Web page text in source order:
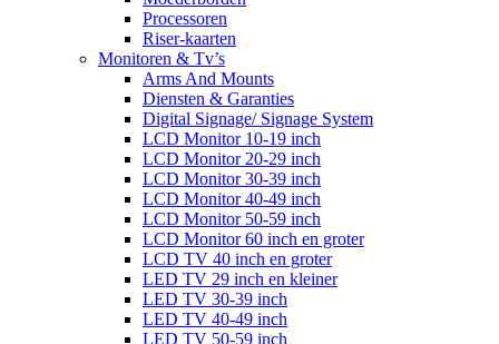
Processoren
Riser-kaarten
Monitoren & Tv’s
Arms And Mounts
Diensten & Garanties
Digital Signage/ Signage System
LCD Monitor 10-19 inch
LCD Monitor 20-29 inch
LCD Monitor 30-39 inch
LCD Monitor 40-49 inch
LCD Monitor 50-59 inch
LCD Monitor 60 inch en groter
LCD TV 40 inch en groter
LED TV 29 inch en kleiner
LED TV 30-39 inch
LED TV 40-49 inch
LED TV 50-59 inch